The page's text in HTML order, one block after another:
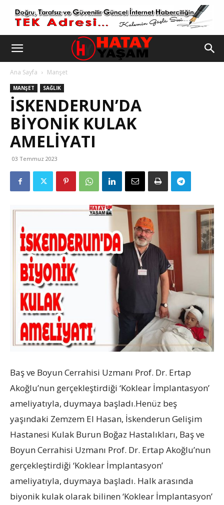
Ana Sayfa Manşet
MANŞET SAĞLIK
İSKENDERUN’DA
BİYONİK KULAK
AMELİYATI
03 Temmuz 2023
Baş ve Boyun Cerrahisi Uzmanı Prof. Dr. Ertap
Akoğlu’nun gerçekleştirdiği ‘Koklear İmplantasyon’
ameliyatıyla, duymaya başladı.Henüz beş
yaşındaki Zemzem El Hasan, İskenderun Gelişim
Hastanesi Kulak Burun Boğaz Hastalıkları, Baş ve
Boyun Cerrahisi Uzmanı Prof. Dr. Ertap Akoğlu’nun
gerçekleştirdiği ‘Koklear İmplantasyon’
ameliyatıyla, duymaya başladı. Halk arasında
biyonik kulak olarak bilinen ‘Koklear İmplantasyon’